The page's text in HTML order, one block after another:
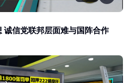
诚信党联邦层面难与国阵合作